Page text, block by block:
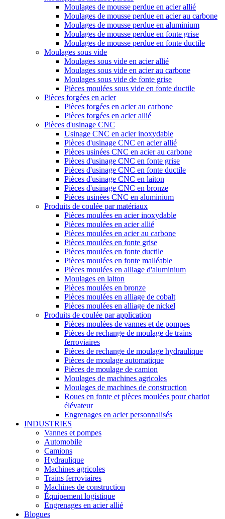
Moulages de mousse perdue en acier allié
Moulages de mousse perdue en acier au carbone
Moulages de mousse perdue en aluminium
Moulages de mousse perdue en fonte grise
Moulages de mousse perdue en fonte ductile
Moulages sous vide
Moulages sous vide en acier allié
Moulages sous vide en acier au carbone
Moulages sous vide de fonte grise
Pièces moulées sous vide en fonte ductile
Pièces forgées en acier
Pièces forgées en acier au carbone
Pièces forgées en acier allié
Pièces d'usinage CNC
Usinage CNC en acier inoxydable
Pièces d'usinage CNC en acier allié
Pièces usinées CNC en acier au carbone
Pièces d'usinage CNC en fonte grise
Pièces d'usinage CNC en fonte ductile
Pièces d'usinage CNC en laiton
Pièces d'usinage CNC en bronze
Pièces usinées CNC en aluminium
Produits de coulée par matériaux
Pièces moulées en acier inoxydable
Pièces moulées en acier allié
Pièces moulées en acier au carbone
Pièces moulées en fonte grise
Pièces moulées en fonte ductile
Pièces moulées en fonte malléable
Pièces moulées en alliage d'aluminium
Moulages en laiton
Pièces moulées en bronze
Pièces moulées en alliage de cobalt
Pièces moulées en alliage de nickel
Produits de coulée par application
Pièces moulées de vannes et de pompes
Pièces de rechange de moulage de trains
ferroviaires
Pièces de rechange de moulage hydraulique
Pièces de moulage automatique
Pièces de moulage de camion
Moulages de machines agricoles
Moulages de machines de construction
Roues en fonte et pièces moulées pour chariot
élévateur
Engrenages en acier personnalisés
INDUSTRIES
Vannes et pompes
Automobile
Camions
Hydraulique
Machines agricoles
Trains ferroviaires
Machines de construction
Équipement logistique
Engrenages en acier allié
Blogues